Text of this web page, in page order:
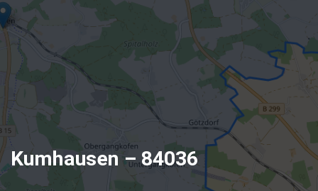
Kumhausen – 84036